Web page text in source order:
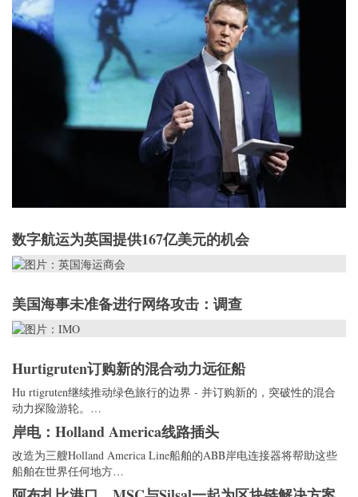
数字航运为英国提供167亿美元的机会
美国海事未准备进行网络攻击：调查
Hurtigruten订购新的混合动力远征船
Hu rtigruten继续推动绿色旅行的边界 - 并订购新的，突破性的混合
动力探险游轮。…
岸电：Holland America线路插头
改造为三艘Holland America Line船舶的ABB岸电连接器将帮助这些
船舶在世界任何地方…